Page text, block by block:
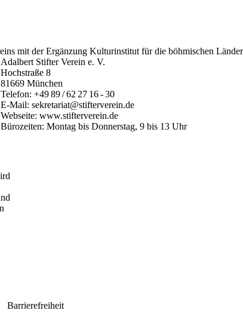
Adalbert Stifter Verein e. V.
Hochstraße 8
81669 München
Telefon:+49 89 / 62 27 16 - 30
E-Mail:sekretariat@stifterverein.de
Webseite:www.stifterverein.de
Bürozeiten: Montag bis Donnerstag, 9 bis 13 Uhr
Barrierefreiheit